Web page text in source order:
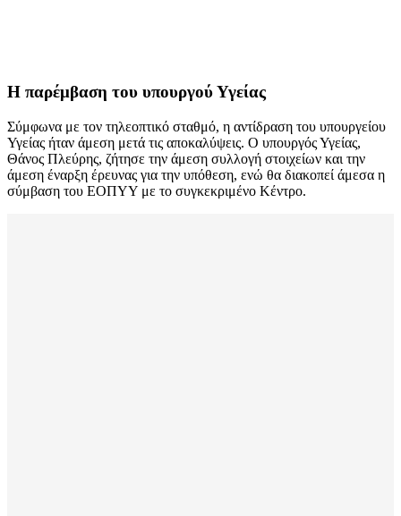
Η παρέμβαση του υπουργού Υγείας
Σύμφωνα με τον τηλεοπτικό σταθμό, η αντίδραση του υπουργείου
Υγείας ήταν άμεση μετά τις αποκαλύψεις. Ο υπουργός Υγείας,
Θάνος Πλεύρης, ζήτησε την άμεση συλλογή στοιχείων και την
άμεση έναρξη έρευνας για την υπόθεση, ενώ θα διακοπεί άμεσα η
σύμβαση του ΕΟΠΥΥ με το συγκεκριμένο Κέντρο.